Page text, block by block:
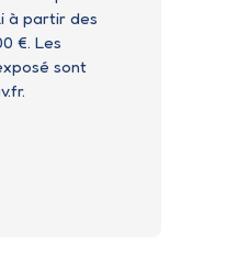
à partir des
€. Les
sont